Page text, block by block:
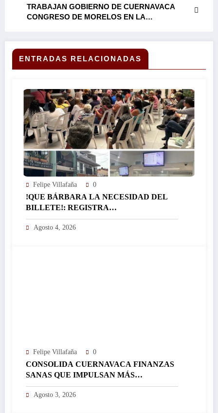
PARA CONSTRUIR JUNTOS, UN FUTURO
JUSTO Y EQUITATIVO EN LA TIERRA DE
TRABAJAN GOBIERNO DE CUERNAVACA
CONGRESO DE MORELOS EN LA
PROPUESTA, EL ALCALDE JOSÉ LUIS
URIÓSTEGUI, DESTACÓ COMO UN PUNTO
RELEVANTE A CONSIDERAR LA CREACIÓN
AMORTIGUARÁ LA CARGA ECONÓMICA QUE
SE PADECE…
ENTRADAS RELACIONADAS
Felipe Villafaña 0
!QUE BÁRBARA LA NECESIDAD DEL
BILLETE!: REGISTRA
EL ICTSGEM MÁS DE 400 CRÉDITOS EN
UN DÍA…
Agosto 4, 2026
Felipe Villafaña 0
CONSOLIDA CUERNAVACA FINANZAS
SANAS QUE IMPULSAN MÁS
INVERSIÓN Y FORTALECEN EL
DESARROLLO DE LA CIUDAD…
Agosto 3, 2026